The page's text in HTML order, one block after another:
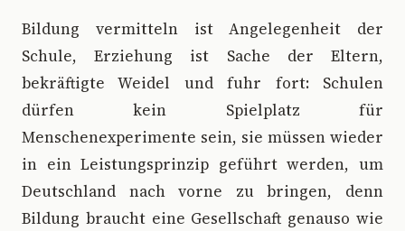
Bildung vermitteln ist Angelegenheit der
Schule, Erziehung ist Sache der Eltern,
bekräftigte Weidel und fuhr fort: Schulen
dürfen kein Spielplatz für
Menschenexperimente sein, sie müssen wieder
in ein Leistungsprinzip geführt werden, um
Deutschland nach vorne zu bringen, denn
Bildung braucht eine Gesellschaft genauso wie